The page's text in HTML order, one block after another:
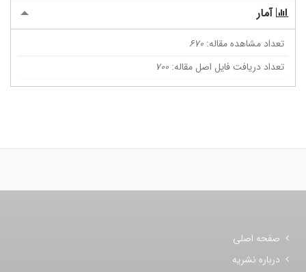
آمار
تعداد مشاهده مقاله: 670
تعداد دریافت فایل اصل مقاله: 700
صفحه اصلی
درباره نشریه